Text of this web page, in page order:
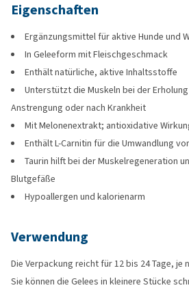
Eigenschaften
Ergänzungsmittel für aktive Hunde und
In Geleeform mit Fleischgeschmack
Enthält natürliche, aktive Inhaltsstoffe
Unterstützt die Muskeln bei der
Anstrengung oder nach Krankheit
Mit Melonenextrakt; antioxidative
Enthält L-Carnitin für die Umwandlung
Taurin hilft bei der Muskelregeneration
Blutgefäße
Hypoallergen und kalorienarm
Verwendung
Die Verpackung reicht für 12 bis 24 Tage, je
Sie können die Gelees in kleinere Stücke